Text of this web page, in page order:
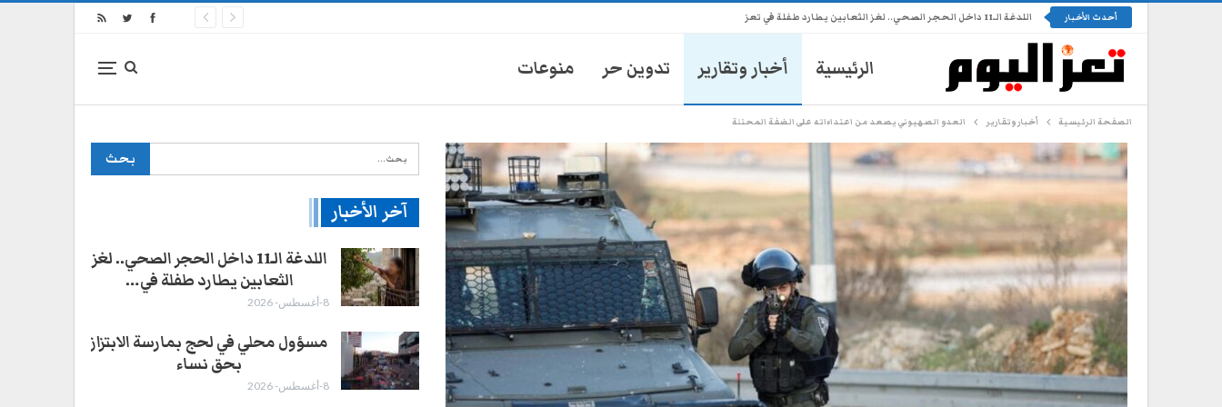
أحدث الأخبار اللدغة الـ11 داخل الحجر الصحي.. لغز الثعابين يطارد طفلة في تعز
الرئيسية أخبار وتقارير تدوين حر منوعات
الصفحة الرئيسية أخبار وتقارير العدو الصهيوني يصعد من اعتداءاته على الضفة المحتلة
آخر الأخبار
ضرائب سلطات تعز تُشعل إضراباً
لسائقي الدواجن
28-يوليو- 2026
شاب يمني يثير الذهول برفع خزان
وزن 100 كيلو باستخدام فكه
28-يوليو- 2026
اللدغة الـ11 داخل الحجر الصحي.. لغز
الثعابين يطارد طفلة في…
8-أغسطس- 2026
مسؤول محلي في لحج بمارسة الابتزاز
بحق نساء
8-أغسطس- 2026